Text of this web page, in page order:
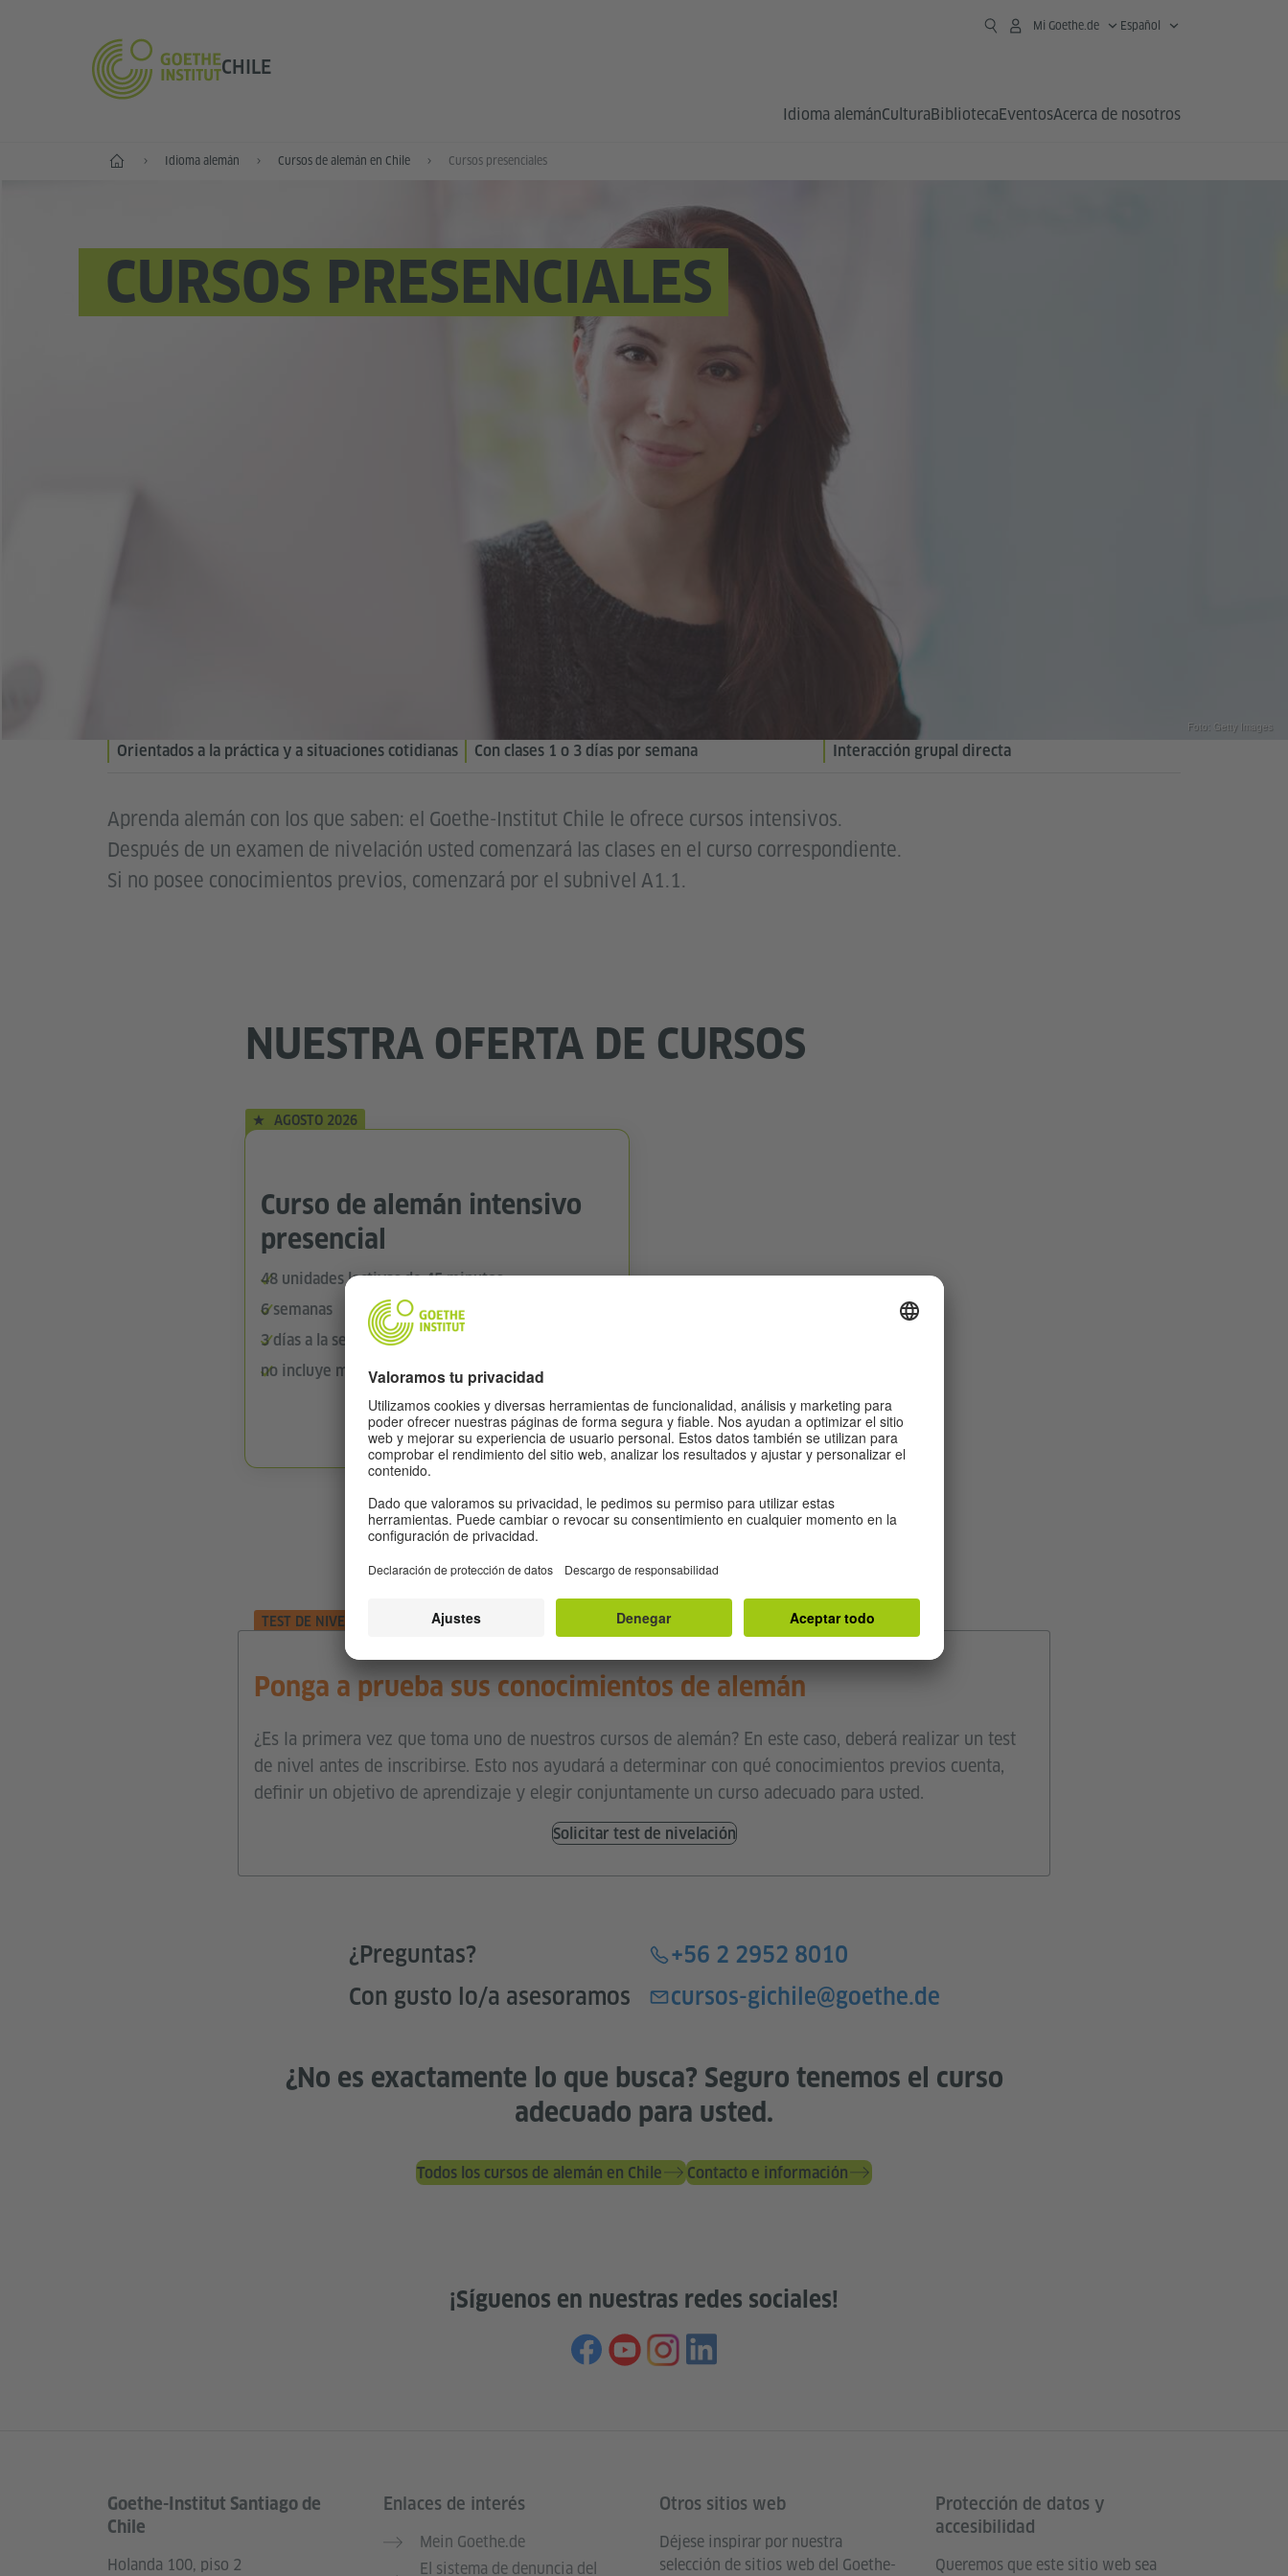
CHILE
Mi Goethe.de Español
Idioma alemánCulturaBibliotecaEventosAcerca de nosotros
Inicio Idioma alemán Cursos de alemán en Chile Cursos presenciales
CURSOS PRESENCIALES
Aprenda alemán con los que saben: el Goethe-Institut Chile le ofrece cursos intensivos.
Después de un examen de nivelación usted comenzará las clases en el curso correspondiente.
Si no posee conocimientos previos, comenzará por el subnivel A1.1.
Orientados a la práctica y a situaciones cotidianas Con clases 1 o 3 días por semana Interacción grupal directa
Foto: Getty Images
NUESTRA OFERTA DE CURSOS
AGOSTO 2026
Curso de alemán intensivo
presencial
48 unidades lectivas de 45 minutos
6 semanas
3 días a la semana
no incluye material de estudio
Fechas y precios
TEST DE NIVELACIÓN
Ponga a prueba sus conocimientos de alemán
¿Es la primera vez que toma uno de nuestros cursos de alemán? En este caso, deberá realizar un test
de nivel antes de inscribirse. Esto nos ayudará a determinar con qué conocimientos previos cuenta,
definir un objetivo de aprendizaje y elegir conjuntamente un curso adecuado para usted.
Solicitar test de nivelación
¿Preguntas?
+56 2 2952 8010
Con gusto lo/a asesoramos
cursos-gichile@goethe.de
¿No es exactamente lo que busca? Seguro tenemos el curso
adecuado para usted.
Todos los cursos de alemán en Chile Contacto e información
¡Síguenos en nuestras redes sociales!
Service- und Informationsbereich
Goethe-Institut Santiago de
Chile
Holanda 100, piso 2
Enlaces de interés
Mein Goethe.de
El sistema de denuncia del
Otros sitios web
Déjese inspirar por nuestra
selección de sitios web del Goethe-
Protección de datos y
accesibilidad
Queremos que este sitio web sea